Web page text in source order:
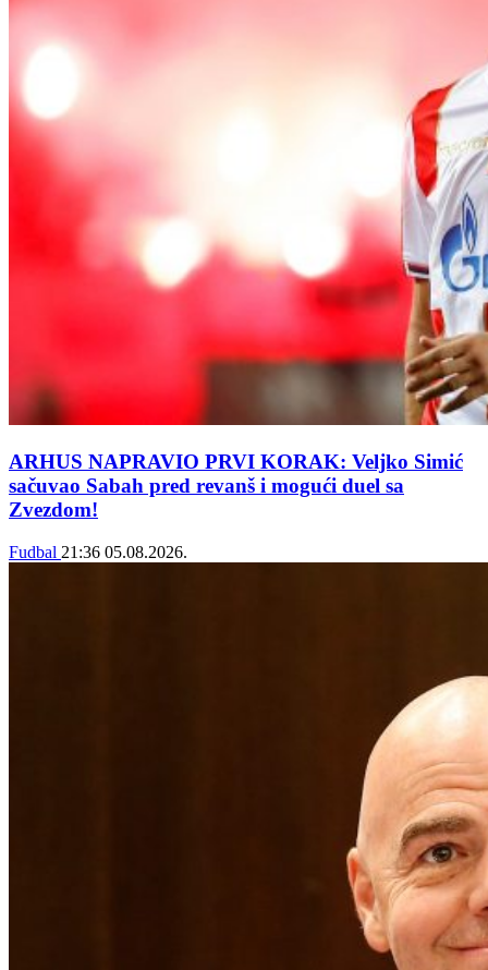
ARHUS NAPRAVIO PRVI KORAK: Veljko Simić
sačuvao Sabah pred revanš i mogući duel sa
Zvezdom!
Fudbal 21:36 05.08.2026.